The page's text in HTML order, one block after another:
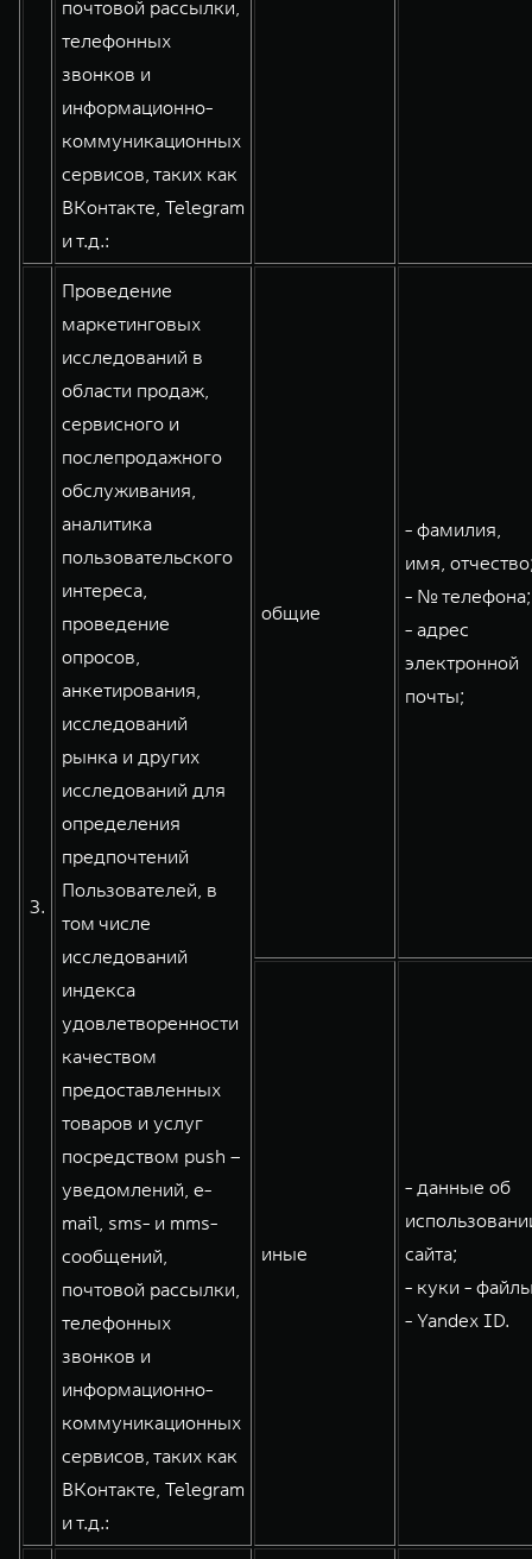
почтовой рассылки,
телефонных
звонков и
информационно-
коммуникационных
сервисов, таких как
ВКонтакте, Telegram
и т.д.:
3.
Проведение
маркетинговых
исследований в
области продаж,
сервисного и
послепродажного
обслуживания,
аналитика
пользовательского
интереса,
проведение
опросов,
анкетирования,
исследований
рынка и других
исследований для
определения
предпочтений
Пользователей, в
том числе
исследований
индекса
удовлетворенности
качеством
предоставленных
товаров и услуг
посредством push –
уведомлений, e-
mail, sms- и mms-
сообщений,
почтовой рассылки,
телефонных
звонков и
информационно-
коммуникационных
сервисов, таких как
ВКонтакте, Telegram
и т.д.:
общие
- фамилия,
имя,
- № телефона;
- адрес
электронной
почты;
иные
- данные об
сайта;
- куки -
- Yandex ID.